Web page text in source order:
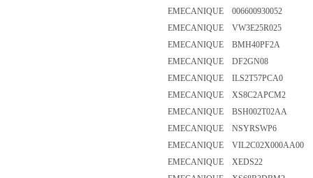
EMECANIQUE 006600930052
EMECANIQUE VW3E25R025
EMECANIQUE BMH40PF2A
EMECANIQUE DF2GN08
EMECANIQUE ILS2T57PCA0
EMECANIQUE XS8C2APCM2
EMECANIQUE BSH002T02AA
EMECANIQUE NSYRSWP6
EMECANIQUE VIL2C02X000AA00
EMECANIQUE XEDS22